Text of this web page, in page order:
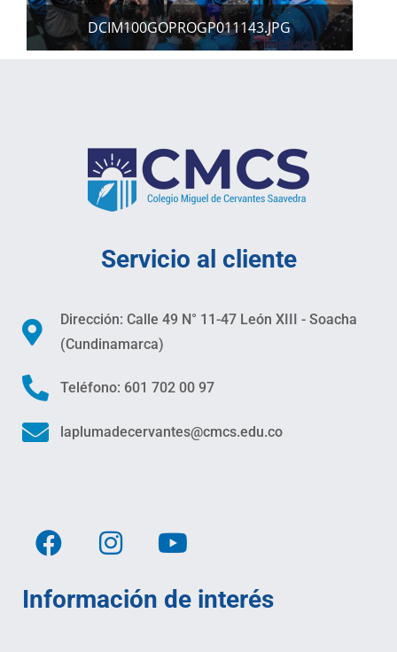
DCIM100GOPROGP011143.JPG
Servicio al cliente
Dirección: Calle 49 N° 11-47 León XIII - Soacha
(Cundinamarca)
Teléfono: 601 702 00 97
laplumadecervantes@cmcs.edu.co
Información de interés